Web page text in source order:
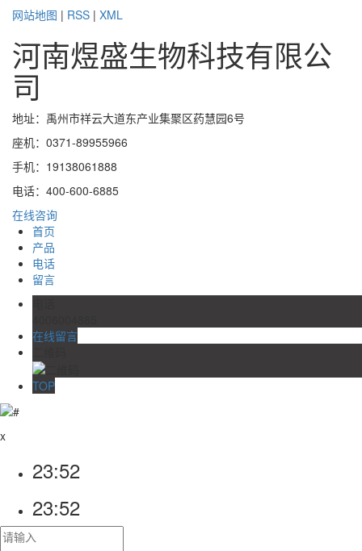
网站地图 | RSS | XML
河南煜盛生物科技有限公
司
地址：禹州市祥云大道东产业集聚区药慧园6号
座机：0371-89955966
手机：19138061888
电话：400-600-6885
在线咨询
首页
产品
电话
留言
在线留言
TOP
x
23:52
23:52